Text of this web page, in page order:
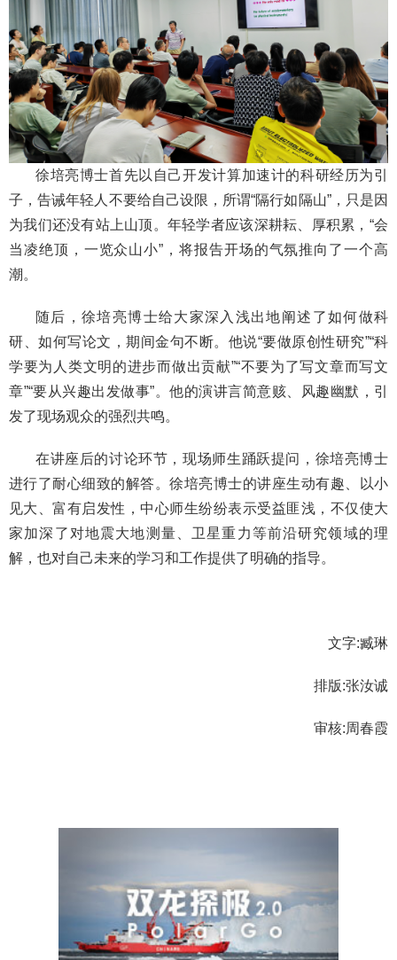
徐培亮博士首先以自己开发计算加速计的科研经历为引
子，告诫年轻人不要给自己设限，所谓“隔行如隔山”，只是因
为我们还没有站上山顶。年轻学者应该深耕耘、厚积累，“会
当凌绝顶，一览众山小”，将报告开场的气氛推向了一个高
潮。
随后，徐培亮博士给大家深入浅出地阐述了如何做科
研、如何写论文，期间金句不断。他说“要做原创性研究”“科
学要为人类文明的进步而做出贡献”“不要为了写文章而写文
章”“要从兴趣出发做事”。他的演讲言简意赅、风趣幽默，引
发了现场观众的强烈共鸣。
在讲座后的讨论环节，现场师生踊跃提问，徐培亮博士
进行了耐心细致的解答。徐培亮博士的讲座生动有趣、以小
见大、富有启发性，中心师生纷纷表示受益匪浅，不仅使大
家加深了对地震大地测量、卫星重力等前沿研究领域的理
解，也对自己未来的学习和工作提供了明确的指导。
文字:臧琳
排版:张汝诚
审核:周春霞